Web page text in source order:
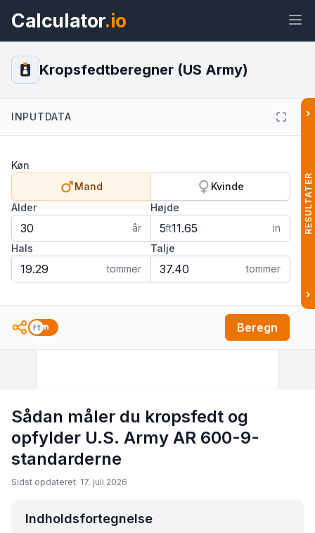
Calculator.io
(US Army) Widget
Kropsfedtberegner (US Army)
INPUTDATA
Køn
Mand
Kvinde
Alder
år
Højde
ft
in
Hals
tommer
Talje
tommer
Beregn
›
RESULTATER
›
Sådan måler du kropsfedt og
opfylder U.S. Army AR 600-9-
standarderne
Sidst opdateret: 17. juli 2026
Indholdsfortegnelse